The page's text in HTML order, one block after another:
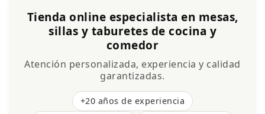
Tienda online especialista en mesas,
sillas y taburetes de cocina y
comedor
Atención personalizada, experiencia y calidad
garantizadas.
+20 años de experiencia